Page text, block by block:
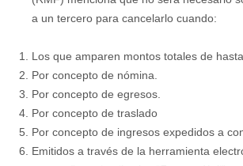
a un tercero para cancelarlo cuando:
Los que amparen montos totales de
Por concepto de nómina.
Por concepto de egresos.
Por concepto de traslado
Por concepto de ingresos expedidos a
Emitidos a través de la herramienta